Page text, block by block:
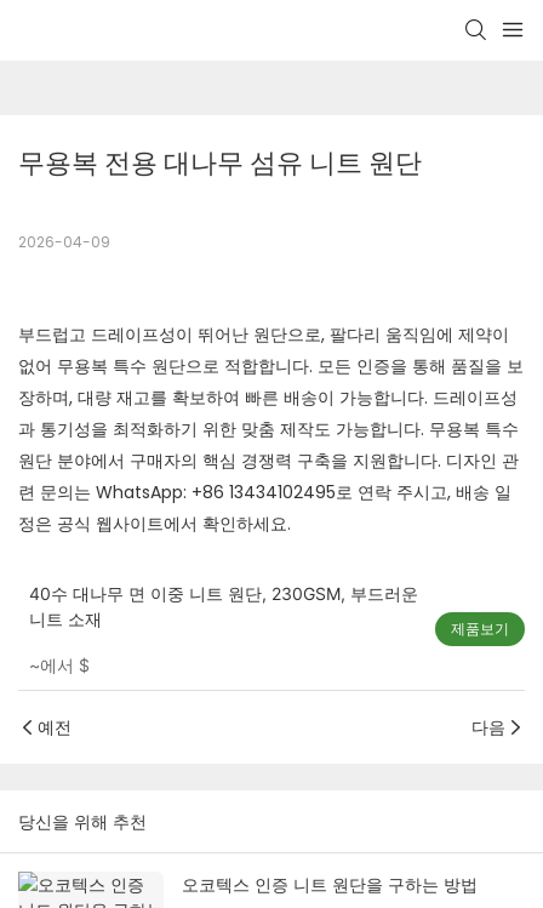
무용복 전용 대나무 섬유 니트 원단
2026-04-09
부드럽고 드레이프성이 뛰어난 원단으로, 팔다리 움직임에 제약이
없어 무용복 특수 원단으로 적합합니다. 모든 인증을 통해 품질을 보
장하며, 대량 재고를 확보하여 빠른 배송이 가능합니다. 드레이프성
과 통기성을 최적화하기 위한 맞춤 제작도 가능합니다. 무용복 특수
원단 분야에서 구매자의 핵심 경쟁력 구축을 지원합니다. 디자인 관
련 문의는 WhatsApp: +86 13434102495로 연락 주시고, 배송 일
정은 공식 웹사이트에서 확인하세요.
40수 대나무 면 이중 니트 원단, 230GSM, 부드러운
니트 소재
~에서 $
제품보기
예전 다음
당신을 위해 추천
오코텍스 인증 니트 원단을 구하는 방법